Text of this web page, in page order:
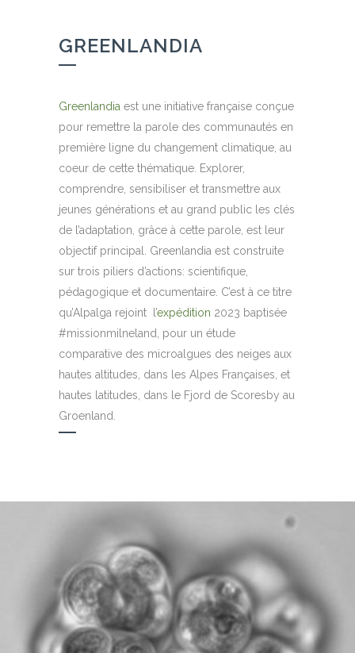
GREENLANDIA
Greenlandia est une initiative française conçue
pour remettre la parole des communautés en
première ligne du changement climatique, au
coeur de cette thématique. Explorer,
comprendre, sensibiliser et transmettre aux
jeunes générations et au grand public les clés
de l’adaptation, grâce à cette parole, est leur
objectif principal. Greenlandia est construite
sur trois piliers d’actions: scientifique,
pédagogique et documentaire. C’est à ce titre
qu’Alpalga rejoint l’expédition 2023 baptisée
#missionmilneland, pour un étude
comparative des microalgues des neiges aux
hautes altitudes, dans les Alpes Françaises, et
hautes latitudes, dans le Fjord de Scoresby au
Groenland.